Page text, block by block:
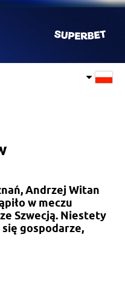
Andrzej Witan
w meczu
Szwecją. Niestety
gospodarze,